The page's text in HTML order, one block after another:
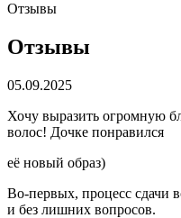
Отзывы
Отзывы
05.09.2025
Хочу выразить огромную
волос! Дочке понравился
её новый образ)
Во-первых, процесс сдачи
и без лишних вопросов.